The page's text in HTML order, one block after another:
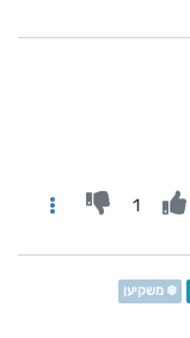
1
❄️ משקיען